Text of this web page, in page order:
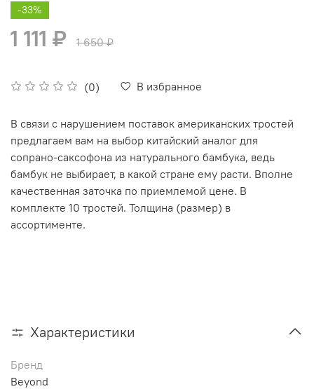
(0) В избранное
-33%
1 111 ₽ 1 650 ₽
В связи с нарушением поставок американских тростей
предлагаем вам на выбор китайский аналог для
сопрано-саксофона из натурального бамбука, ведь
бамбук не выбирает, в какой стране ему расти. Вполне
качественная заточка по приемлемой цене. В
комплекте 10 тростей. Толщина (размер) в
ассортименте.
Характеристики
Бренд
Beyond